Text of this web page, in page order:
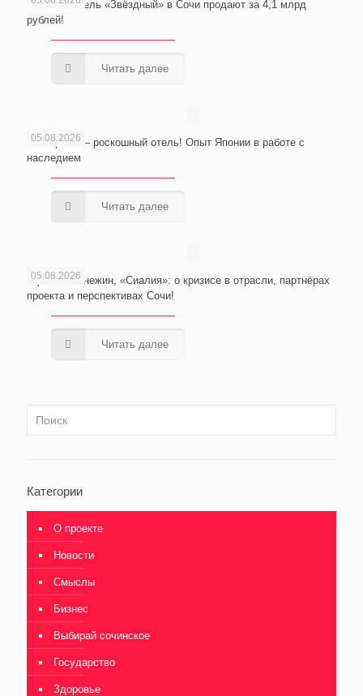
Wellness-отель «Звёздный» в Сочи продают за 4,1 млрд
рублей!
Читать далее
05.08.2026
Из тюрьмы – роскошный отель! Опыт Японии в работе с
наследием
Читать далее
05.08.2026
Юрий Неманежин, «Сиалия»: о кризисе в отрасли, партнёрах
проекта и перспективах Сочи!
Читать далее
Категории
О проекте
Новости
Смыслы
Бизнес
Выбирай сочинское
Государство
Здоровье